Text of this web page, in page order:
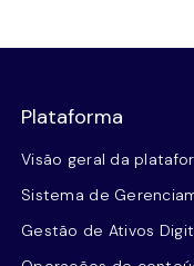
Plataforma
Visão geral da
Sistema de
Gestão de Ativos